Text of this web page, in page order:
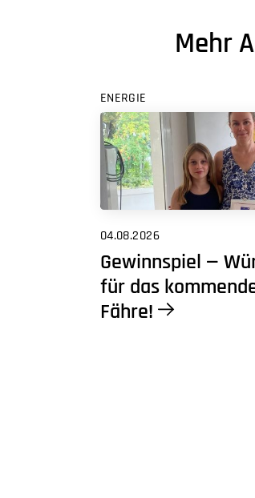
Mehr
ENERGIE
04.08.2026
Gewinnspiel —
für das
Fähre!